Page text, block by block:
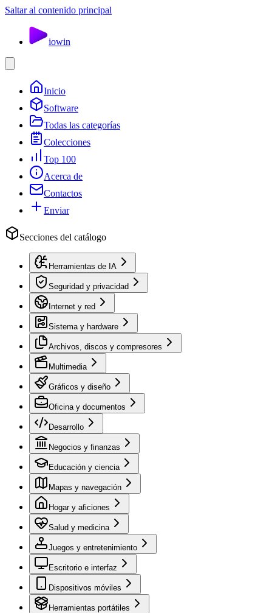
Saltar al contenido principal
iowin
Inicio
Software
Todas las categorías
Colecciones
Top 100
Acerca de
Contactos
Enviar
Secciones del catálogo
Herramientas de IA
Seguridad y privacidad
Internet y red
Sistema y hardware
Archivos, discos y compresores
Multimedia
Gráficos y diseño
Oficina y documentos
Desarrollo
Negocios y finanzas
Educación y ciencia
Mapas y navegación
Hogar y aficiones
Salud y medicina
Juegos y entretenimiento
Escritorio e interfaz
Dispositivos móviles
Herramientas portátiles